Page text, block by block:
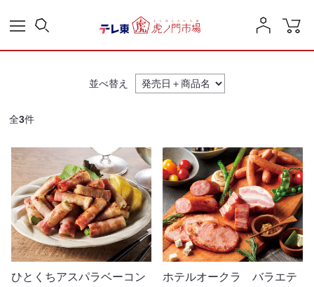
並べ替え
全3件
ひとくちアスパラベーコン
ホテルオークラ バラエテ